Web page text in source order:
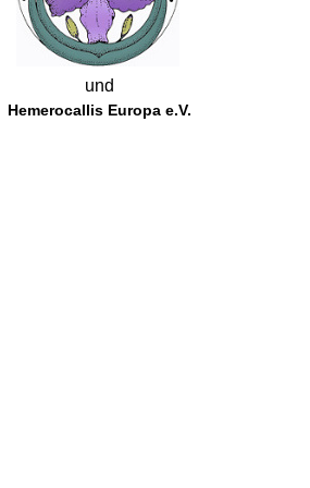
und
Hemerocallis Europa e.V.